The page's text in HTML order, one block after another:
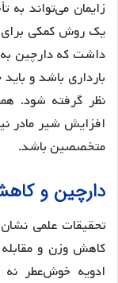
زایمان می‌تواند به
یک روش کمکی برای
داشت که دارچین به
بارداری باشد و
نظر گرفته شود.
افزایش شیر مادر
متخصصین باشد.
دارچین و
تحقیقات علمی
کاهش وزن و
ادویه خوش‌عطر نه